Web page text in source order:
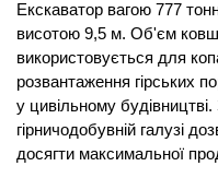
Екскаватор вагою 777
висотою 9,5 м. Об'єм
використовується для
розвантаження гірських
у цивільному
гірничодобувній галузі
досягти максимальної